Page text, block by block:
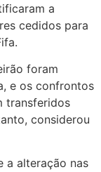
a
cedidos para
foram
e os confrontos
transferidos
considerou
a alteração nas